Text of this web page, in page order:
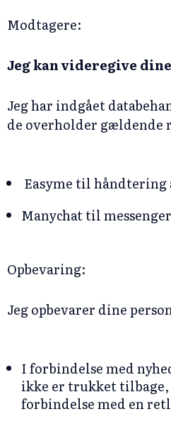
Modtagere:
Jeg kan videregive
Jeg har indgået
de overholder gældende
Easyme til håndtering
Manychat til
Opbevaring:
Jeg opbevarer dine
I forbindelse med
ikke er trukket tilbage,
forbindelse med en